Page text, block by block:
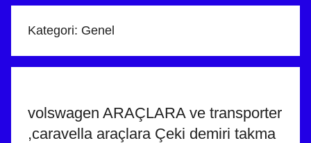
Kategori: Genel
volswagen ARAÇLARA ve transporter
,caravella araçlara Çeki demiri takma